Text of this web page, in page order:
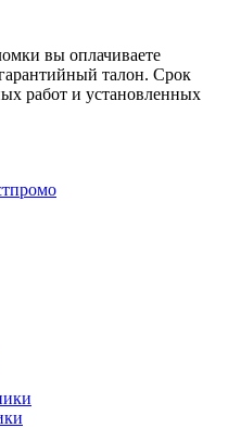
вы оплачиваете
талон. Срок
работ и установленных
промо